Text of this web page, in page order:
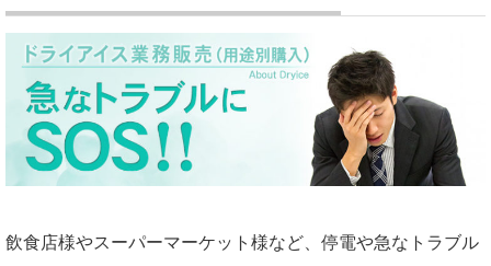
飲食店様やスーパーマーケット様など、停電や急なトラブル